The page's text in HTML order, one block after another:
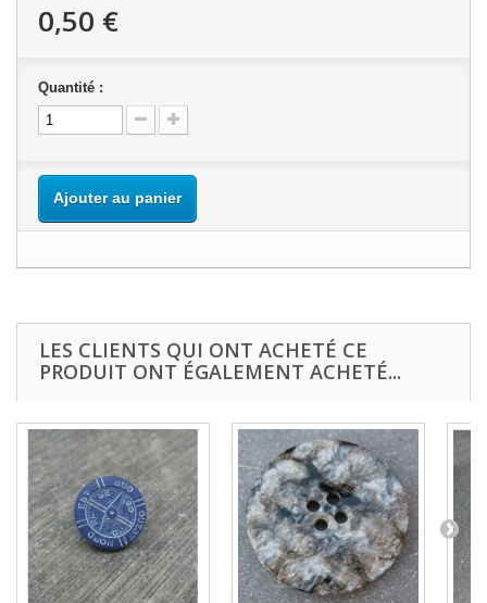
0,50 €
Quantité :
Ajouter au panier
LES CLIENTS QUI ONT ACHETÉ CE
PRODUIT ONT ÉGALEMENT ACHETÉ...